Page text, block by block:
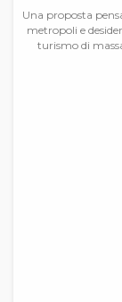
Una proposta
metropoli e
turismo di